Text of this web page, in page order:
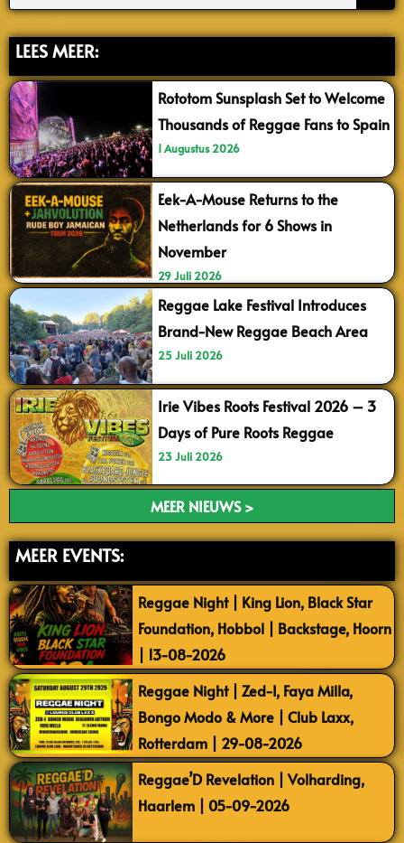
LEES MEER:
Rototom Sunsplash Set to Welcome
Thousands of Reggae Fans to Spain
1 Augustus 2026
Eek-A-Mouse Returns to the
Netherlands for 6 Shows in
November
29 Juli 2026
Reggae Lake Festival Introduces
Brand-New Reggae Beach Area
25 Juli 2026
Irie Vibes Roots Festival 2026 – 3
Days of Pure Roots Reggae
23 Juli 2026
MEER NIEUWS >
MEER EVENTS:
Reggae Night | King Lion, Black Star
Foundation, Hobbol | Backstage, Hoorn
| 13-08-2026
Reggae Night | Zed-I, Faya Milla,
Bongo Modo & More | Club Laxx,
Rotterdam | 29-08-2026
Reggae’D Revelation | Volharding,
Haarlem | 05-09-2026